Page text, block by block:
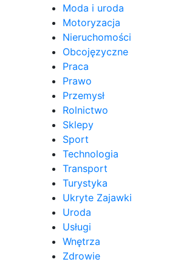
Moda i uroda
Motoryzacja
Nieruchomości
Obcojęzyczne
Praca
Prawo
Przemysł
Rolnictwo
Sklepy
Sport
Technologia
Transport
Turystyka
Ukryte Zajawki
Uroda
Usługi
Wnętrza
Zdrowie